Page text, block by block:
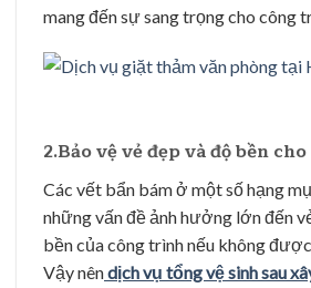
mang đến sự sang trọng cho công
2.Bảo vệ vẻ đẹp và độ bền
Các vết bẩn bám ở một số hạng
những vấn đề ảnh hưởng lớn đến
bền của công trình nếu không
Vậy nêndịch vụ tổng vệ sinh sau